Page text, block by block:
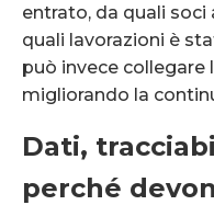
entrato, da quali
quali lavorazioni è
può invece
migliorando la
Dati,
perché